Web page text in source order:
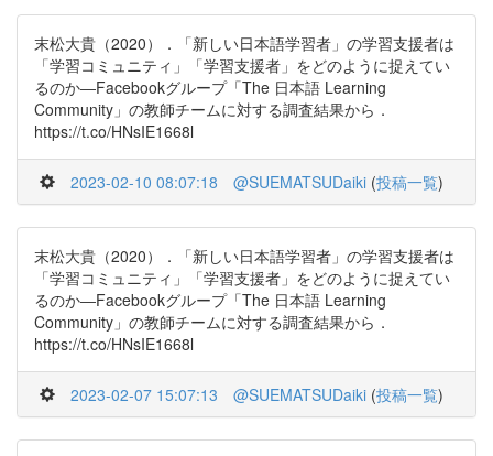
末松大貴（2020）．「新しい日本語学習者」の学習支援者は
「学習コミュニティ」「学習支援者」をどのように捉えてい
るのか―Facebookグループ「The 日本語 Learning
Community」の教師チームに対する調査結果から．
https://t.co/HNsIE1668l
2023-02-10 08:07:18 @SUEMATSUDaiki (投稿一覧)
末松大貴（2020）．「新しい日本語学習者」の学習支援者は
「学習コミュニティ」「学習支援者」をどのように捉えてい
るのか―Facebookグループ「The 日本語 Learning
Community」の教師チームに対する調査結果から．
https://t.co/HNsIE1668l
2023-02-07 15:07:13 @SUEMATSUDaiki (投稿一覧)